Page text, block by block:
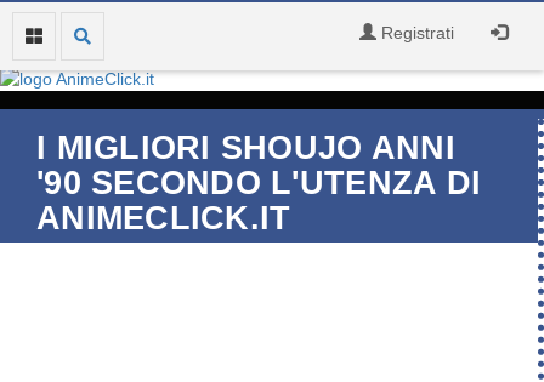
Registrati
I MIGLIORI SHOUJO ANNI
'90 SECONDO L'UTENZA DI
ANIMECLICK.IT